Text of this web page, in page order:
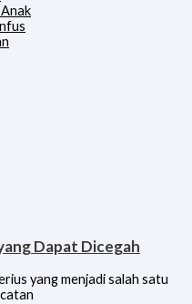
Dapat Dicegah
yang menjadi salah satu